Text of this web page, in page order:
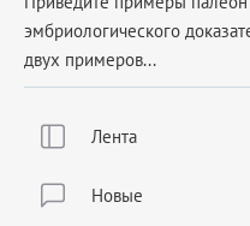
Лента
Новые
эмбриологического
двух примеров...